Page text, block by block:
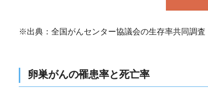
※出典：全国がんセンター協議会の生存率共同調査
卵巣がんの罹患率と死亡率